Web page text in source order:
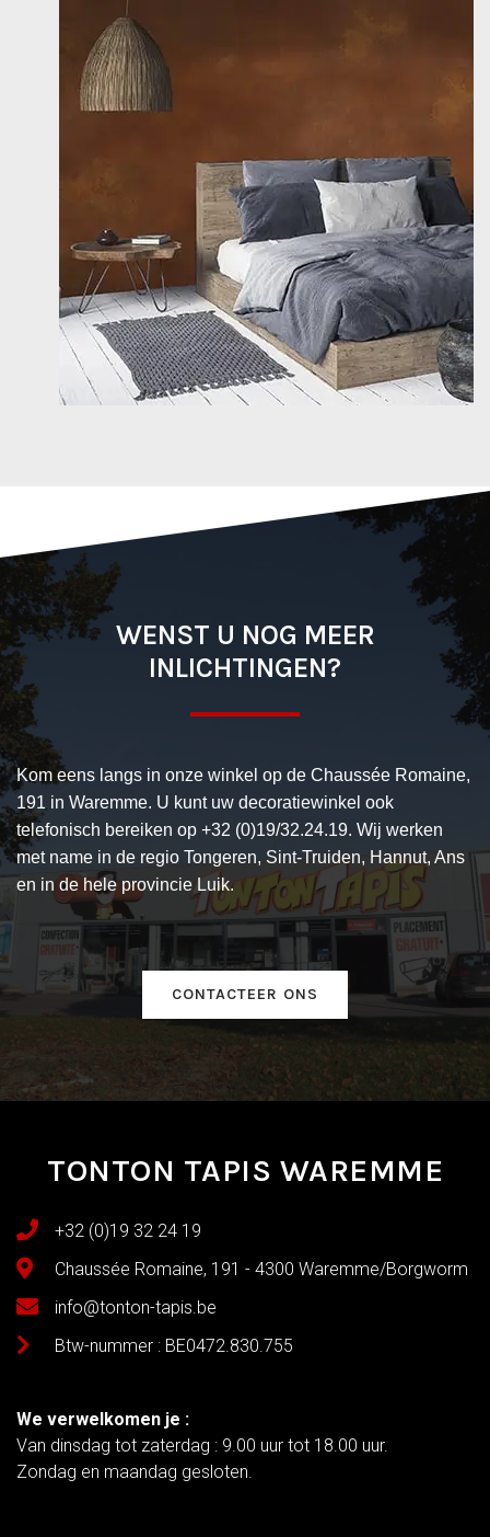
WENST U NOG MEER
INLICHTINGEN?
Kom eens langs in onze winkel op de Chaussée Romaine,
191 in Waremme. U kunt uw decoratiewinkel ook
telefonisch bereiken op +32 (0)19/32.24.19. Wij werken
met name in de regio Tongeren, Sint-Truiden, Hannut, Ans
en in de hele provincie Luik.
CONTACTEER ONS
TONTON TAPIS WAREMME
+32 (0)19 32 24 19
Chaussée Romaine, 191 - 4300 Waremme/Borgworm
info@tonton-tapis.be
Btw-nummer : BE0472.830.755
We verwelkomen je :
Van dinsdag tot zaterdag : 9.00 uur tot 18.00 uur.
Zondag en maandag gesloten.